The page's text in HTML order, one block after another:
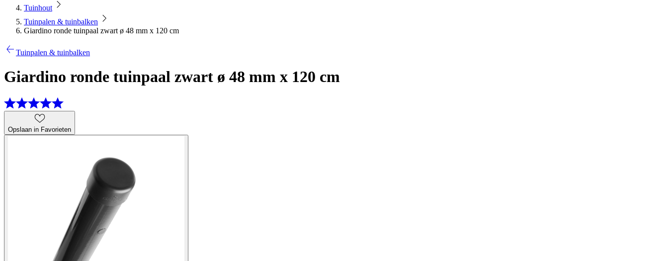
Tuinhout
Tuinpalen & tuinbalken
Giardino ronde tuinpaal zwart ø 48 mm x 120 cm
Tuinpalen & tuinbalken
Giardino ronde tuinpaal zwart ø 48 mm x 120 cm
Opslaan in Favorieten